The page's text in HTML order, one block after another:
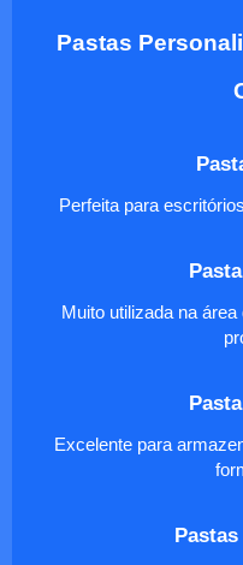
Pastas
Perfeita para
Muito utilizada na
Excelente para